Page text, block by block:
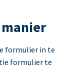
formulier in te
formulier te